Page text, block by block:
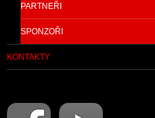
PARTNEŘI
SPONZOŘI
KONTAKTY